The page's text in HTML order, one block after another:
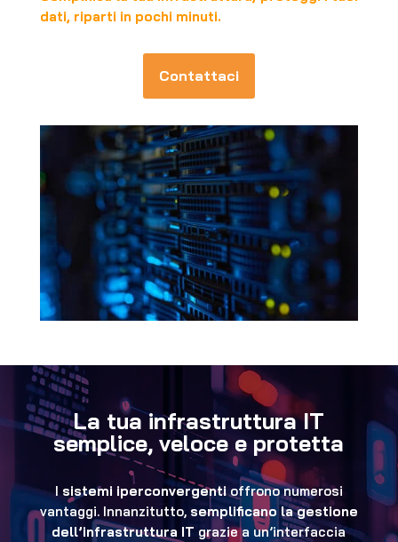
dati, riparti in pochi minuti.
Contattaci
La tua infrastruttura IT
semplice, veloce e protetta
I sistemi iperconvergentioffrono numerosi
vantaggi. Innanzitutto, semplificano la gestione
dell’infrastruttura IT grazie a un’interfaccia